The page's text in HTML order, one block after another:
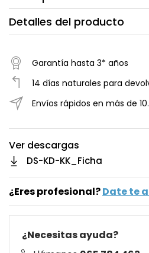
Detalles del producto
Garantía hasta 3* años
14 días naturales para
Envíos rápidos en más de
Ver descargas
DS-KD-KK_Ficha
¿Eres profesional?Date te
¿Necesitas ayuda?